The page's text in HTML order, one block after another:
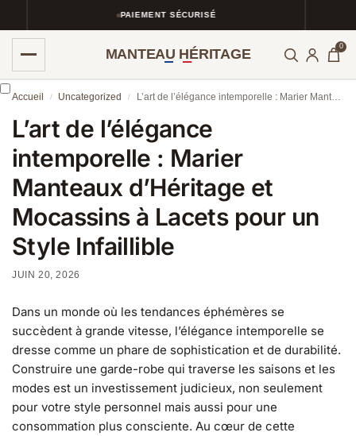
PAIEMENT SÉCURISÉ
MANTEAU HÉRITAGE 0
Accueil / Uncategorized / L’art de l’élégance intemporelle : Marier Manteaux d’Héritage et Mocassins à Lacets pour un Style Infaillible
L’art de l’élégance
intemporelle : Marier
Manteaux d’Héritage et
Mocassins à Lacets pour un
Style Infaillible
JUIN 20, 2026
Dans un monde où les tendances éphémères se
succèdent à grande vitesse, l’élégance intemporelle se
dresse comme un phare de sophistication et de durabilité.
Construire une garde-robe qui traverse les saisons et les
modes est un investissement judicieux, non seulement
pour votre style personnel mais aussi pour une
consommation plus consciente. Au cœur de cette